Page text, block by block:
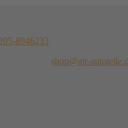
8946233
shop@atr-